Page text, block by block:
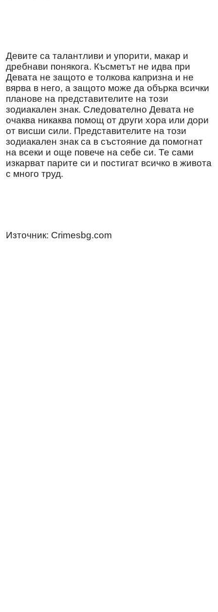
Девите са талантливи и упорити, макар и
дребнави понякога. Късметът не идва при
Девата не защото е толкова капризна и не
вярва в него, а защото може да обърка всички
планове на представителите на този
зодиакален знак. Следователно Девата не
очаква никаква помощ от други хора или дори
от висши сили. Представителите на този
зодиакален знак са в състояние да помогнат
на всеки и още повече на себе си. Те сами
изкарват парите си и постигат всичко в живота
с много труд.
Източник: Crimesbg.com